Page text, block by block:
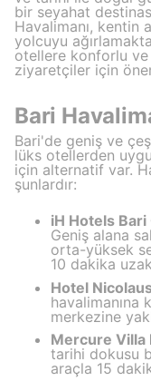
bir seyahat
Havalimanı, kentin
yolcuyu
otellere konforlu ve
ziyaretçiler için
Bari
Bari'de geniş ve
lüks otellerden
için alternatif var.
şunlardır:
iH Hotels
Geniş alana
orta-yüksek
10 dakika
Hotel
havalimanına
merkezine
Mercure Villa
tarihi dokusu
araçla 15